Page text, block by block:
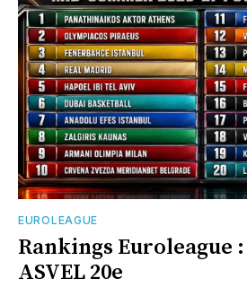
EUROLEAGUE
Rankings Euroleague
ASVEL 20e